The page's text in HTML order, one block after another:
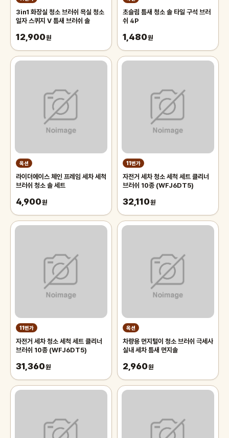
3in1 화장실 청소 브러쉬 욕실 청소
일자 스퀴지 V 틈새 브러쉬 솔
12,900원
초슬림 틈새 청소 솔 타일 구석 브러
쉬 4P
1,480원
옥션
라이더에이스 체인 프레임 세차 세척
브러쉬 청소 솔 세트
4,900원
11번가
자전거 세차 청소 세척 세트 클리너
브러쉬 10종 (WFJ6DT5)
32,110원
11번가
자전거 세차 청소 세척 세트 클리너
브러쉬 10종 (WFJ6DT5)
31,360원
옥션
차량용 먼지털이 청소 브러쉬 극세사
실내 세차 틈새 먼지솔
2,960원